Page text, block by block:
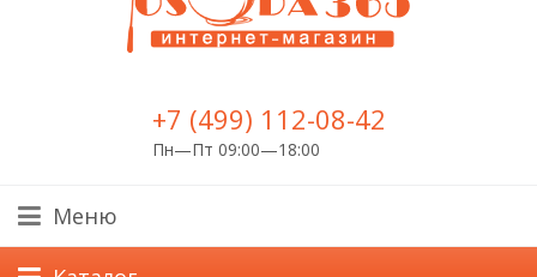
+7 (499) 112-08-42
Пн—Пт 09:00—18:00
Меню